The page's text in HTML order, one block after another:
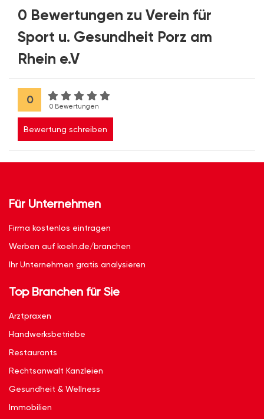
0 Bewertungen zu Verein für
Sport u. Gesundheit Porz am
Rhein e.V
0
0 Bewertungen
Bewertung schreiben
Für Unternehmen
Firma kostenlos eintragen
Werben auf koeln.de/branchen
Ihr Unternehmen gratis analysieren
Top Branchen für Sie
Arztpraxen
Handwerksbetriebe
Restaurants
Rechtsanwalt Kanzleien
Gesundheit & Wellness
Immobilien